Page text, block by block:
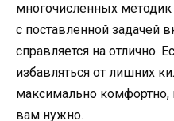
многочисленных методик
с поставленной задачей
справляется на отлично.
избавляться от лишних
максимально комфортно,
вам нужно.